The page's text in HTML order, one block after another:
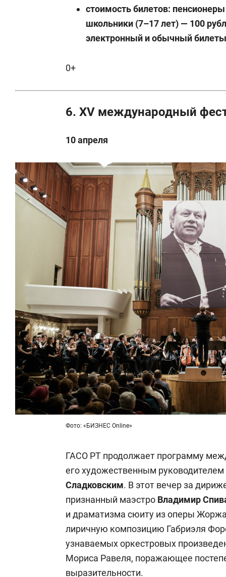
стоимость билетов:
школьники (7–17 лет) — 100
электронный и обычный
0+
6. XV международный
10 апреля
Фото: «БИЗНЕС Online»
ГАСО РТ продолжает программу
его художественным
Сладковским. В этот вечер за
признанный маэстро Владимир
и драматизма сюиту из оперы
лиричную композицию Габриэля
узнаваемых оркестровых
Мориса Равеля, поражающее
выразительности.